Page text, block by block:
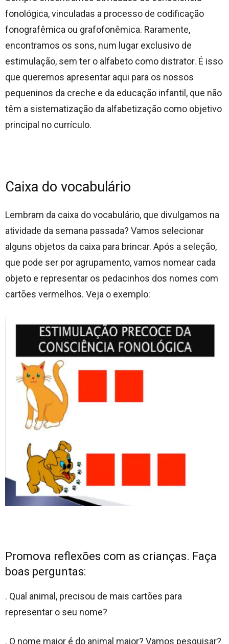
fonológica, vinculadas a processo de codificação
fonografêmica ou grafofonêmica. Raramente,
encontramos os sons, num lugar exclusivo de
estimulação, sem ter o alfabeto como distrator. É isso
que queremos apresentar aqui para os nossos
pequeninos da creche e da educação infantil, que não
têm a sistematização da alfabetização como objetivo
principal no currículo.
Caixa do vocabulário
Lembram da caixa do vocabulário, que divulgamos na
atividade da semana passada? Vamos selecionar
alguns objetos da caixa para brincar. Após a seleção,
que pode ser por agrupamento, vamos nomear cada
objeto e representar os pedacinhos dos nomes com
cartões vermelhos. Veja o exemplo:
Promova reflexões com as crianças. Faça
boas perguntas:
. Qual animal, precisou de mais cartões para
representar o seu nome?
. O nome maior é do animal maior? Vamos pesquisar?